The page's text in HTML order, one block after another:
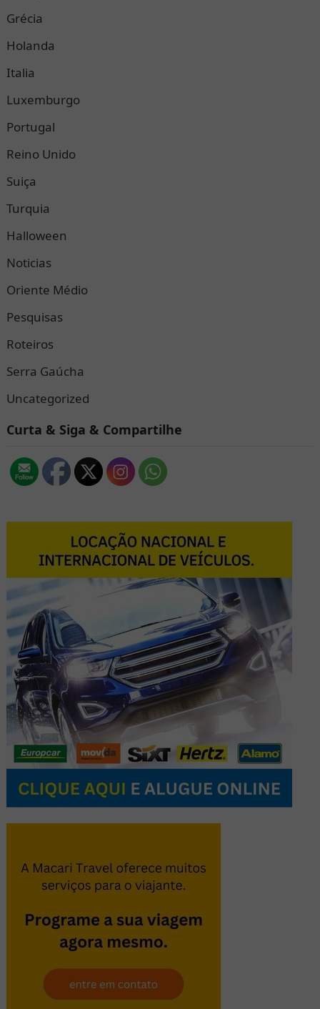
Grécia
Holanda
Italia
Luxemburgo
Portugal
Reino Unido
Suiça
Turquia
Halloween
Noticias
Oriente Médio
Pesquisas
Roteiros
Serra Gaúcha
Uncategorized
Curta & Siga & Compartilhe